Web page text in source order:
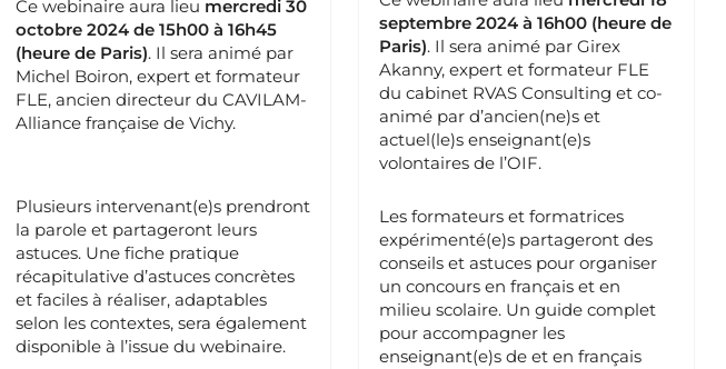
Ce webinaire aura lieu mercredi 30
octobre 2024 de 15h00 à 16h45
(heure de Paris). Il sera animé par
Michel Boiron, expert et formateur
FLE, ancien directeur du CAVILAM-
Alliance française de Vichy.
Plusieurs intervenant(e)s prendront
la parole et partageront leurs
astuces. Une fiche pratique
récapitulative d’astuces concrètes
et faciles à réaliser, adaptables
selon les contextes, sera également
disponible à l’issue du webinaire.
septembre 2024 à 16h00 (heure de
Paris). Il sera animé par Girex
Akanny, expert et formateur FLE
du cabinet RVAS Consulting et co-
animé par d’ancien(ne)s et
actuel(le)s enseignant(e)s
volontaires de l’OIF.
Les formateurs et formatrices
expérimenté(e)s partageront des
conseils et astuces pour organiser
un concours en français et en
milieu scolaire. Un guide complet
pour accompagner les
enseignant(e)s de et en français